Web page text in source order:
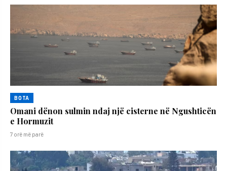
BOTA
Omani dënon sulmin ndaj një cisterne në Ngushticën
e Hormuzit
7 orë më parë